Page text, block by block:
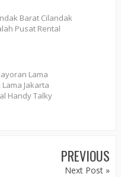
Barat Cilandak
Pusat Rental
Lama
Jakarta
Handy Talky
PREVIOUS
Next Post »